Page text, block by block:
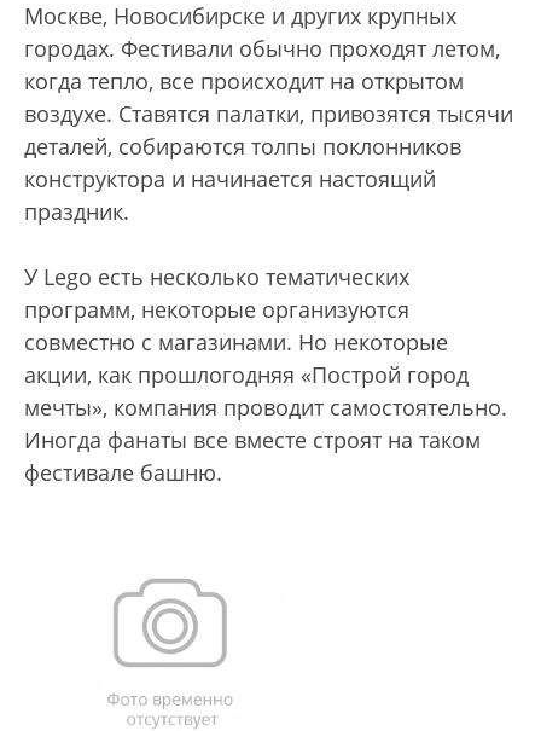
Москве, Новосибирске и других крупных
городах. Фестивали обычно проходят летом,
когда тепло, все происходит на открытом
воздухе. Ставятся палатки, привозятся тысячи
деталей, собираются толпы поклонников
конструктора и начинается настоящий
праздник.
У Lego есть несколько тематических
программ, некоторые организуются
совместно с магазинами. Но некоторые
акции, как прошлогодняя «Построй город
мечты», компания проводит самостоятельно.
Иногда фанаты все вместе строят на таком
фестивале башню.